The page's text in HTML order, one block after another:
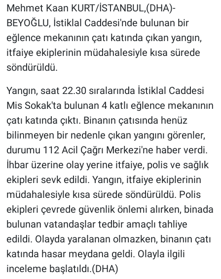
Mehmet Kaan KURT/İSTANBUL,(DHA)-
BEYOĞLU, İstiklal Caddesi'nde bulunan bir
eğlence mekanının çatı katında çıkan yangın,
itfaiye ekiplerinin müdahalesiyle kısa sürede
söndürüldü.
Yangın, saat 22.30 sıralarında İstiklal Caddesi
Mis Sokak'ta bulunan 4 katlı eğlence mekanının
çatı katında çıktı. Binanın çatısında henüz
bilinmeyen bir nedenle çıkan yangını görenler,
durumu 112 Acil Çağrı Merkezi'ne haber verdi.
İhbar üzerine olay yerine itfaiye, polis ve sağlık
ekipleri sevk edildi. Yangın, itfaiye ekiplerinin
müdahalesiyle kısa sürede söndürüldü. Polis
ekipleri çevrede güvenlik önlemi alırken, binada
bulunan vatandaşlar tedbir amaçlı tahliye
edildi. Olayda yaralanan olmazken, binanın çatı
katında hasar meydana geldi. Olayla ilgili
inceleme başlatıldı.(DHA)